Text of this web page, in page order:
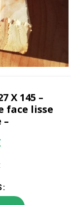
X 145 –
face lisse